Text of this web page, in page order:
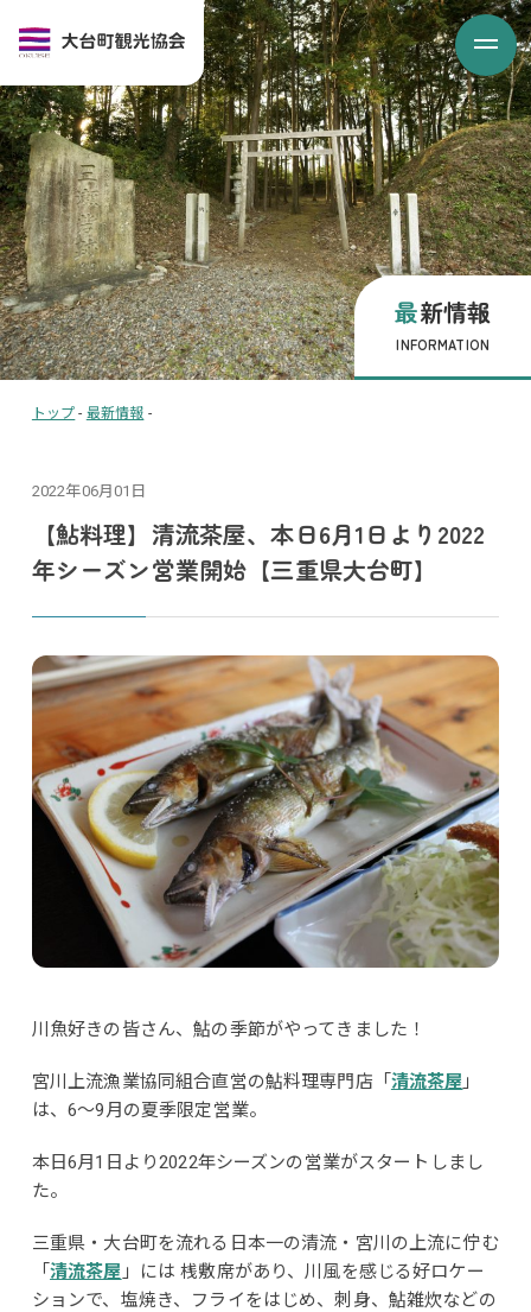
最新情報
INFORMATION
トップ - 最新情報 -
2022年06月01日
【鮎料理】清流茶屋、本日6月1日より2022
年シーズン営業開始【三重県大台町】
川魚好きの皆さん、鮎の季節がやってきました！
宮川上流漁業協同組合直営の鮎料理専門店「 清流茶屋 」
は、6～9月の夏季限定営業。
本日6月1日より2022年シーズンの営業がスタートしまし
た。
三重県・大台町を流れる日本一の清流・宮川の上流に佇む
「清流茶屋 」には 桟敷席があり、川風を感じる好ロケー
ションで、塩焼き、フライをはじめ、刺身、鮎雑炊などの